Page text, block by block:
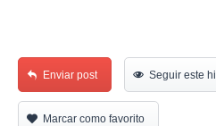
Enviar post Seguir este
Marcar como favorito